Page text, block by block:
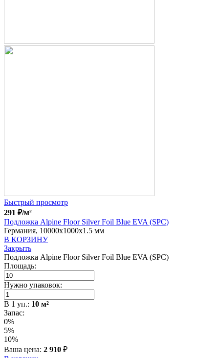
Быстрый просмотр
291 ₽/м²
Подложка Alpine Floor Silver Foil Blue EVA (SPC)
Германия, 10000x1000x1.5 мм
В КОРЗИНУ
Закрыть
Подложка Alpine Floor Silver Foil Blue EVA (SPC)
Площадь:
Нужно упаковок:
В 1 уп.: 10 м²
Запас:
0%
5%
10%
Ваша цена: 2 910 ₽